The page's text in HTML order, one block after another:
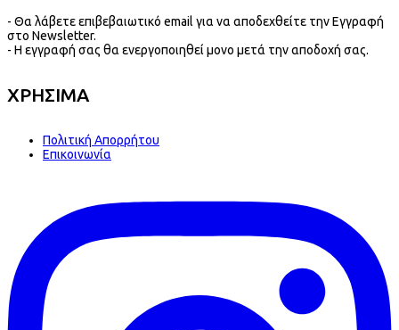
- Θα λάβετε επιβεβαιωτικό email για να αποδεχθείτε την Εγγραφή
στο Newsletter.
- Η εγγραφή σας θα ενεργοποιηθεί μονο μετά την αποδοχή σας.
ΧΡΗΣΙΜΑ
Πολιτική Απορρήτου
Επικοινωνία